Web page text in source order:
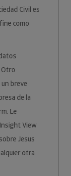
Civil es
como
Otro
breve
de la
Le
View
Jesus
otra